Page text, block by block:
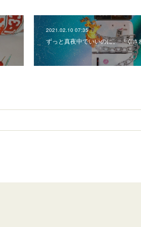
2021.02.10 07:35
ずっと真夜中でいいのに。 『ぐさ